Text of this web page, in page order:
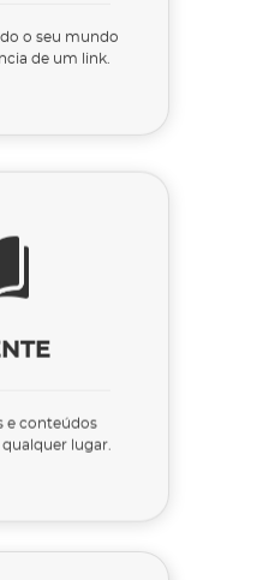
o seu mundo
de um link.
e conteúdos
lugar.